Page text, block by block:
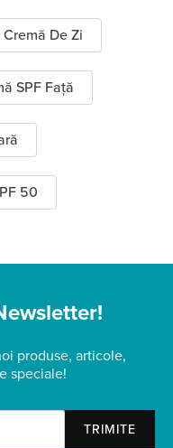
Cremă De Zi
SPF Față
50
produse, articole,
speciale!
TRIMITE